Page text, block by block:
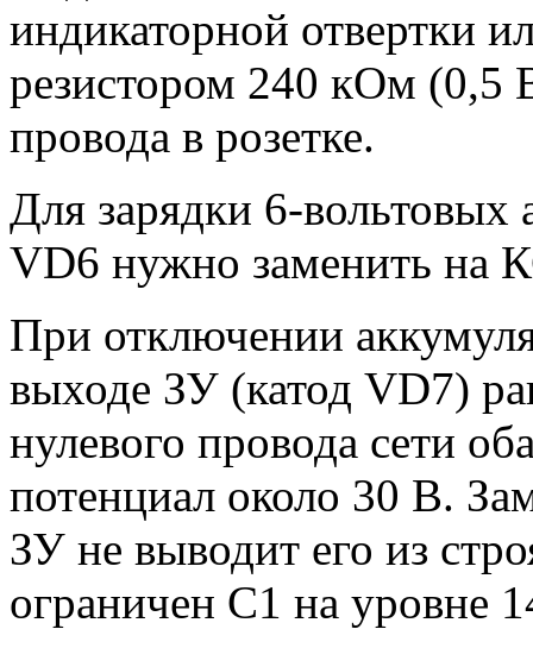
индикаторной отвертки
резистором 240 кОм (0,5
провода в розетке.
Для зарядки 6-вольтовых
VD6 нужно заменить на
При отключении
выходе ЗУ (катод VD7)
нулевого провода сети
потенциал около 30 В.
ЗУ не выводит его из
ограничен С1 на уровне